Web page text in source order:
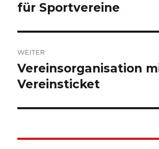
Beitrag:
für Sportvereine
WEITER
Nächster
Beitrag:
Vereinsorganisation
Vereinsticket